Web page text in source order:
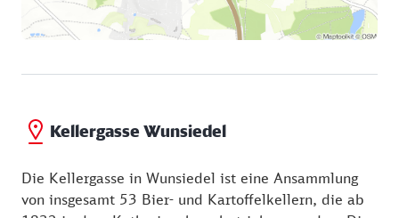
Kellergasse Wunsiedel
Die Kellergasse in Wunsiedel ist eine Ansammlung
von insgesamt 53 Bier- und Kartoffelkellern, die ab